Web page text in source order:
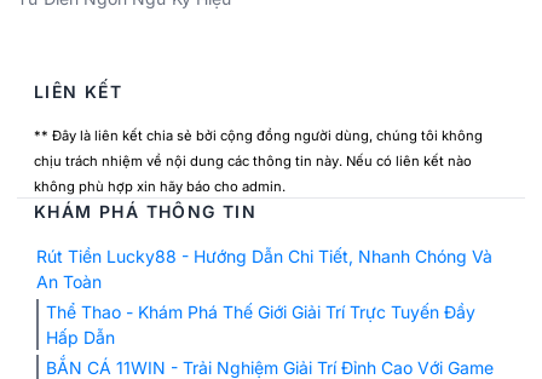
LIÊN KẾT
** Đây là liên kết chia sẻ bởi cộng đồng người dùng, chúng tôi không
chịu trách nhiệm về nội dung các thông tin này. Nếu có liên kết nào
không phù hợp xin hãy báo cho admin.
KHÁM PHÁ THÔNG TIN
Rút Tiền Lucky88 - Hướng Dẫn Chi Tiết, Nhanh Chóng Và
An Toàn
Thể Thao - Khám Phá Thế Giới Giải Trí Trực Tuyến Đầy
Hấp Dẫn
BẮN CÁ 11WIN - Trải Nghiệm Giải Trí Đỉnh Cao Với Game